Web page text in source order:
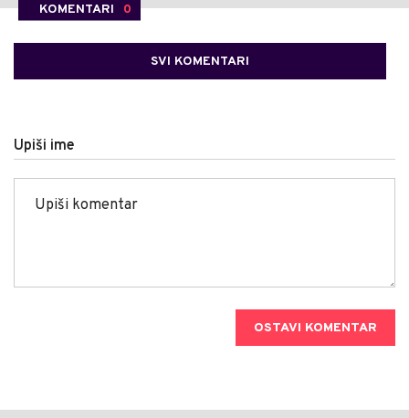
KOMENTARI 0
SVI KOMENTARI
Upiši ime
OSTAVI KOMENTAR